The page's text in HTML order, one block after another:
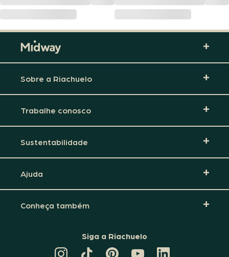
Sobre a Riachuelo
Trabalhe conosco
Sustentabilidade
Ajuda
Conheça também
Siga a Riachuelo
CANAL